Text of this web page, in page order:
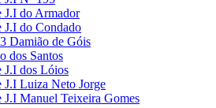
J.I do Armador
J.I do Condado
Damião de Góis
dos Santos
J.I dos Lóios
J.I Luiza Neto Jorge
J.I Manuel Teixeira Gomes